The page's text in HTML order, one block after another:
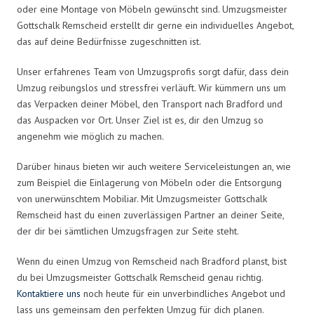
oder eine Montage von Möbeln gewünscht sind. Umzugsmeister
Gottschalk Remscheid erstellt dir gerne ein individuelles Angebot,
das auf deine Bedürfnisse zugeschnitten ist.
Unser erfahrenes Team von Umzugsprofis sorgt dafür, dass dein
Umzug reibungslos und stressfrei verläuft. Wir kümmern uns um
das Verpacken deiner Möbel, den Transport nach Bradford und
das Auspacken vor Ort. Unser Ziel ist es, dir den Umzug so
angenehm wie möglich zu machen.
Darüber hinaus bieten wir auch weitere Serviceleistungen an, wie
zum Beispiel die Einlagerung von Möbeln oder die Entsorgung
von unerwünschtem Mobiliar. Mit Umzugsmeister Gottschalk
Remscheid hast du einen zuverlässigen Partner an deiner Seite,
der dir bei sämtlichen Umzugsfragen zur Seite steht.
Wenn du einen Umzug von Remscheid nach Bradford planst, bist
du bei Umzugsmeister Gottschalk Remscheid genau richtig.
Kontaktiere uns noch heute für ein unverbindliches Angebot und
lass uns gemeinsam den perfekten Umzug für dich planen.